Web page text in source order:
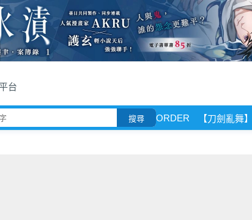
台
搜尋 ORDER 【刀劍亂舞】